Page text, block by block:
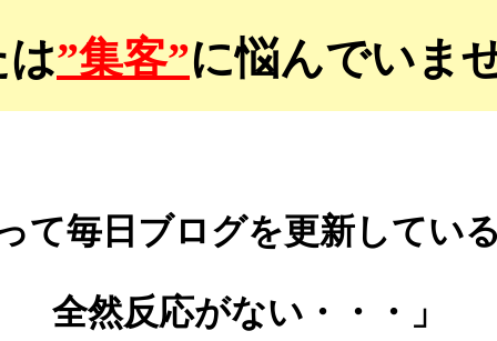
”集客”に悩んでいま
て毎日ブログを更新してい
全然反応がない・ ・・」